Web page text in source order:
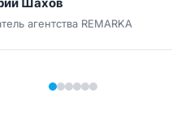
агентства REMARKA